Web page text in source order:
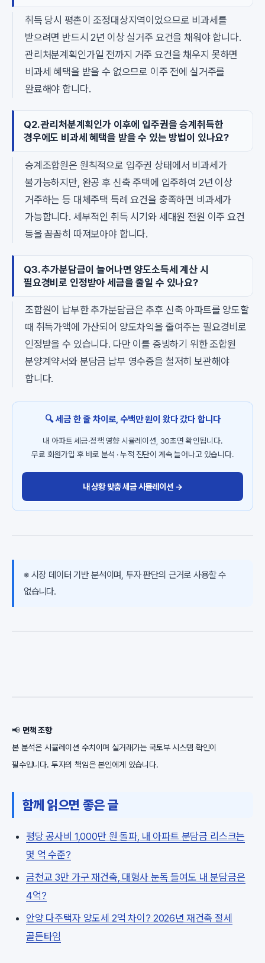
취득 당시 평촌이 조정대상지역이었으므로 비과세를
받으려면 반드시 2년 이상 실거주 요건을 채워야 합니다.
관리처분계획인가일 전까지 거주 요건을 채우지 못하면
비과세 혜택을 받을 수 없으므로 이주 전에 실거주를
완료해야 합니다.
Q2. 관리처분계획인가 이후에 입주권을 승계취득한
경우에도 비과세 혜택을 받을 수 있는 방법이 있나요?
승계조합원은 원칙적으로 입주권 상태에서 비과세가
불가능하지만, 완공 후 신축 주택에 입주하여 2년 이상
거주하는 등 대체주택 특례 요건을 충족하면 비과세가
가능합니다. 세부적인 취득 시기와 세대원 전원 이주 요건
등을 꼼꼼히 따져보아야 합니다.
Q3. 추가분담금이 늘어나면 양도소득세 계산 시
필요경비로 인정받아 세금을 줄일 수 있나요?
조합원이 납부한 추가분담금은 추후 신축 아파트를 양도할
때 취득가액에 가산되어 양도차익을 줄여주는 필요경비로
인정받을 수 있습니다. 다만 이를 증빙하기 위한 조합원
분양계약서와 분담금 납부 영수증을 철저히 보관해야
합니다.
🔍 세금 한 줄 차이로, 수백만 원이 왔다 갔다 합니다
내 아파트 세금·정책 영향 시뮬레이션, 30초면 확인됩니다.
무료 회원가입 후 바로 분석 · 누적 진단이 계속 늘어나고 있습니다.
내 상황 맞춤 세금 시뮬레이션 →
※ 시장 데이터 기반 분석이며, 투자 판단의 근거로 사용할 수
없습니다.
📢 면책 조항
본 분석은 시뮬레이션 수치이며 실거래가는 국토부 시스템 확인이
필수입니다. 투자의 책임은 본인에게 있습니다.
함께 읽으면 좋은 글
평당 공사비 1,000만 원 돌파, 내 아파트 분담금 리스크는
몇 억 수준?
금천교 3만 가구 재건축, 대형사 눈독 들여도 내 분담금은
4억?
안양 다주택자 양도세 2억 차이? 2026년 재건축 절세
골든타임